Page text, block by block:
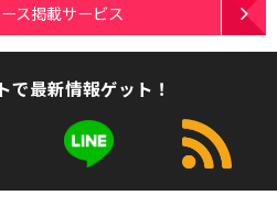
ス掲載サービス
で最新情報ゲット！